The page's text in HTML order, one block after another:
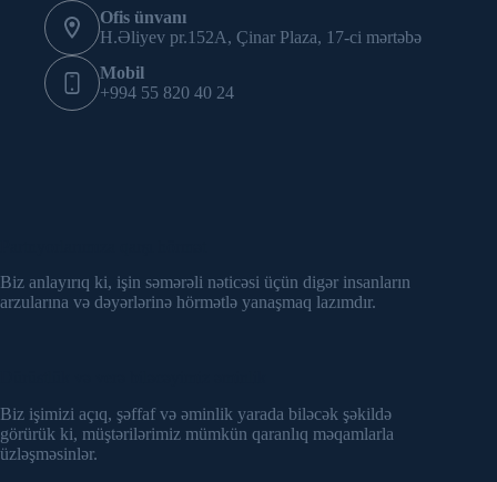
Ofis ünvanı
H.Əliyev pr.152A, Çinar Plaza, 17-ci mərtəbə
Mobil
+994 55 820 40 24
Biz anlayırıq ki, işin səmərəli nəticəsi üçün digər insanların
arzularına və dəyərlərinə hörmətlə yanaşmaq lazımdır.
Biz işimizi açıq, şəffaf və əminlik yarada biləcək şəkildə
görürük ki, müştərilərimiz mümkün qaranlıq məqamlarla
üzləşməsinlər.